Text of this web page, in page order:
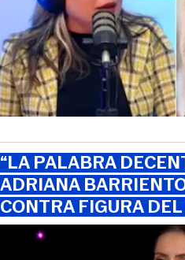
“LA PALABRA
ADRIANA
CONTRA FIGURA